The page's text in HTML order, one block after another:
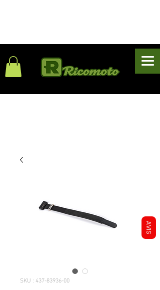
SKU : 437-83936-00
AVIS